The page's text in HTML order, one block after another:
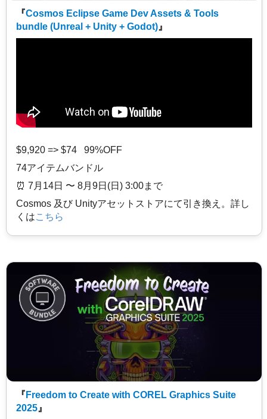
『Cosmos Eclipse Game Dev Assets & Tools
bundle (Unreal + Unity + Godot) 』
$9,920 => $74 99%OFF
74アイテムバンドル
⏰️ 7月14日 〜 8月9日(日) 3:00まで
Cosmos 及び Unityアセットストアにて引き換え。詳し
くはこちら
『 Freedom to Create with COREL Graphics Suite
2025 』